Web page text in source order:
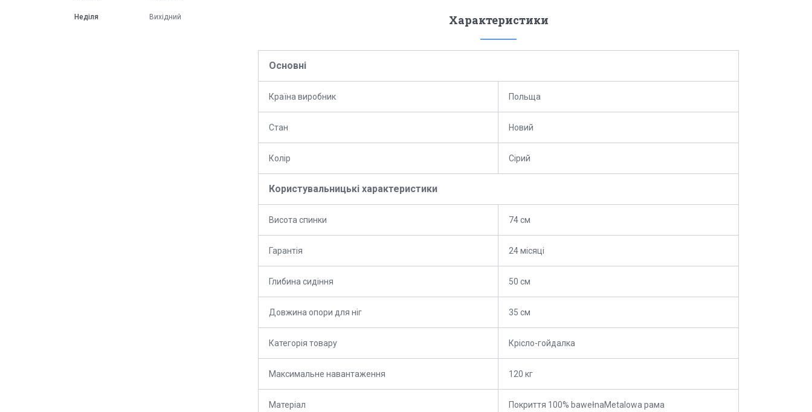
Характеристики
Основні
Країна виробник Польща
Стан Новий
Колір Сірий
Користувальницькі характеристики
Висота спинки 74 см
Гарантія 24 місяці
Глибина сидіння 50 см
Довжина опори для ніг 35 см
Категорія товару Крісло-гойдалка
Максимальне навантаження 120 кг
Матеріал Покриття 100% bawełnaMetalowa рама
Неділя Вихідний